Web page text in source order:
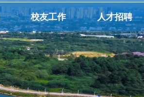
校友工作 人才招聘